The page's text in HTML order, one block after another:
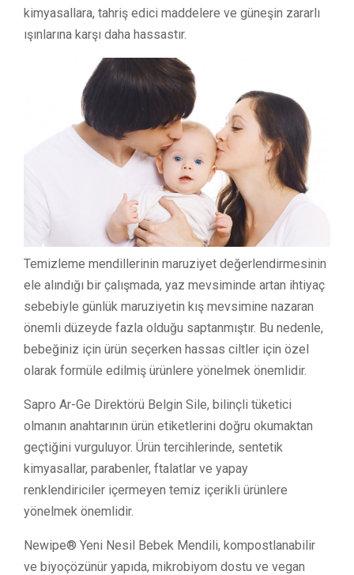
kimyasallara, tahriş edici maddelere ve güneşin zararlı
ışınlarına karşı daha hassastır.
Temizleme mendillerinin maruziyet değerlendirmesinin
ele alındığı bir çalışmada, yaz mevsiminde artan ihtiyaç
sebebiyle günlük maruziyetin kış mevsimine nazaran
önemli düzeyde fazla olduğu saptanmıştır. Bu nedenle,
bebeğiniz için ürün seçerken hassas ciltler için özel
olarak formüle edilmiş ürünlere yönelmek önemlidir.
Sapro Ar-Ge Direktörü Belgin Sile, bilinçli tüketici
olmanın anahtarının ürün etiketlerini doğru okumaktan
geçtiğini vurguluyor. Ürün tercihlerinde, sentetik
kimyasallar, parabenler, ftalatlar ve yapay
renklendiriciler içermeyen temiz içerikli ürünlere
yönelmek önemlidir.
Newipe® Yeni Nesil Bebek Mendili, kompostlanabilir
ve biyoçözünür yapıda, mikrobiyom dostu ve vegan